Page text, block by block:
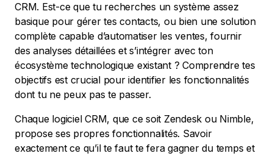
CRM. Est-ce que tu recherches un système assez
basique pour gérer tes contacts, ou bien une solution
complète capable d’automatiser les ventes, fournir
des analyses détaillées et s’intégrer avec ton
écosystème technologique existant ? Comprendre tes
objectifs est crucial pour identifier les fonctionnalités
dont tu ne peux pas te passer.
Chaque logiciel CRM, que ce soit Zendesk ou Nimble,
propose ses propres fonctionnalités. Savoir
exactement ce qu’il te faut te fera gagner du temps et